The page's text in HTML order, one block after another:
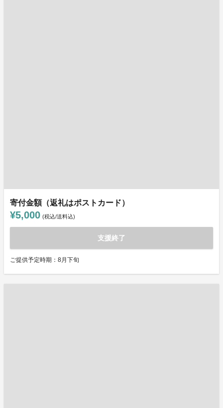
寄付金額（返礼はポストカード）
¥5,000 (税込/送料込)
支援終了
ご提供予定時期：8月下旬